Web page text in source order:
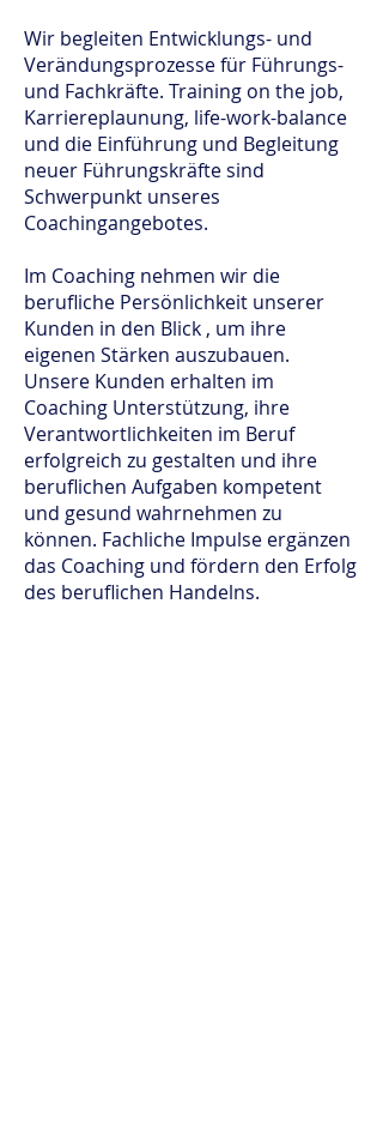
Wir begleiten Entwicklungs- und
Verändungsprozesse für Führungs-
und Fachkräfte. Training on the job,
Karriereplaunung, life-work-balance
und die Einführung und Begleitung
neuer Führungskräfte sind
Schwerpunkt unseres
Coachingangebotes.
Im Coaching nehmen wir die
berufliche Persönlichkeit unserer
Kunden in den Blick , um ihre
eigenen Stärken auszubauen.
Unsere Kunden erhalten im
Coaching Unterstützung, ihre
Verantwortlichkeiten im Beruf
erfolgreich zu gestalten und ihre
beruflichen Aufgaben kompetent
und gesund wahrnehmen zu
können. Fachliche Impulse ergänzen
das Coaching und fördern den Erfolg
des beruflichen Handelns.